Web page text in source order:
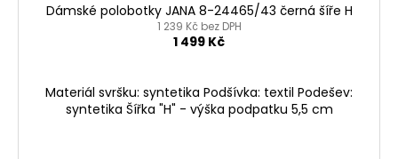
Dámské polobotky JANA 8-24465/43 černá šíře H
1 239 Kč bez DPH
1 499 Kč
Materiál svršku: syntetika Podšívka: textil Podešev:
syntetika Šířka "H" - výška podpatku 5,5 cm